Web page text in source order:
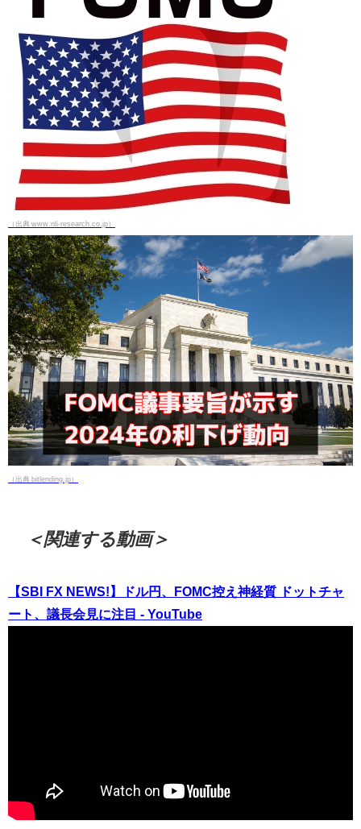
（出典 www.nli-research.co.jp）
（出典 bitlending.jp）
＜関連する動画＞
【SBI FX NEWS!】ドル円、FOMC控え神経質 ドットチャ
ート、議長会見に注目 - YouTube